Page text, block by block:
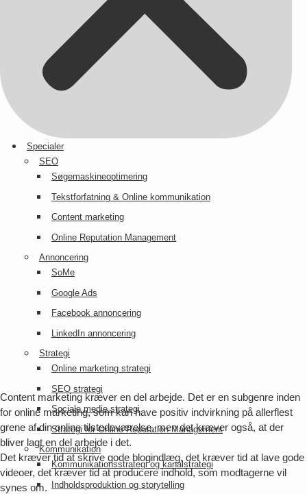
Specialer
SEO
Søgemaskineoptimering
Tekstforfatning & Online kommunikation
Content marketing
Online Reputation Management
Annoncering
SoMe
Google Ads
Facebook annoncering
LinkedIn annoncering
Strategi
Online marketing strategi
SEO strategi
Sociale medie strategi
Strategi for Online Reputation Management
Kommunikation
Kommunikationsstrategi og kanalstrategi
Indholdsproduktion og storytelling
Content marketing kræver en del arbejde. Det er en subgenre inden
for online marketing, som kan have positiv indvirkning på allerflest
grene af din online tilstedeværelse, men det kræver også, at der
bliver lagt en del arbejde i det.
Det kræver tid at skrive gode blogindlæg, det kræver tid at lave gode
videoer, det kræver tid at producere indhold, som modtagerne vil
synes om.